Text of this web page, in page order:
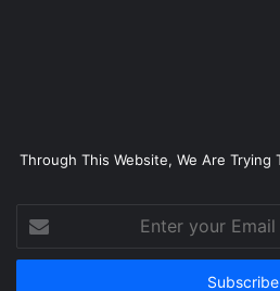
Through This Website, We Are Trying
your
Email